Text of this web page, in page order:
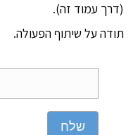
(דרך עמוד זה).
תודה על שיתוף הפעולה.
שלח